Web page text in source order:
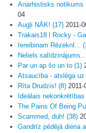
Anarhistisks notikums
04
Augļi NĀK! (17) 2011-
Trakais18 l Rocky -
Iereibinam RēzeknI...
Neliels salīdzinājums..
Par un ap šo un to (1)
Atsaucība - atslēga uz
Rīta Drudzis! (8) 2011-
Ideālais
The Pains Of Being
Scammed, duh! (38)
Gandrīz pēdējā diena